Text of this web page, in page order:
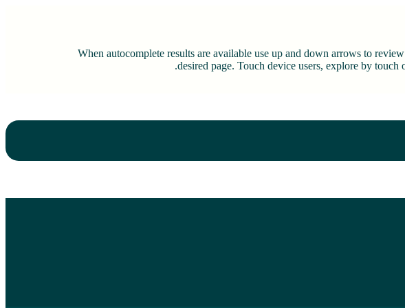
When autocomplete results are available use up and down arrows to
desired page. Touch device users, explore by touch